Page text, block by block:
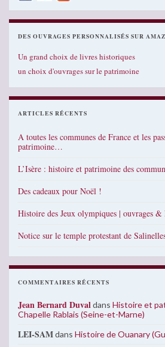
DES OUVRAGES PERSONNALISÉS SUR
Un grand choix de livres historiques
un choix d'ouvrages sur le patrimoine
ARTICLES RÉCENTS
A toutes les communes de France et les
patrimoine…
L’Isère : histoire et patrimoine des
Des cadeaux pour Noël !
Histoire des Jeux olympiques | ouvrages
Notice sur le temple protestant de
COMMENTAIRES RÉCENTS
Jean Bernard Duvaldans Histoire et
Chapelle Rablais (Seine-et-Marne)
LEI-SAMdans Histoire de Ouanary